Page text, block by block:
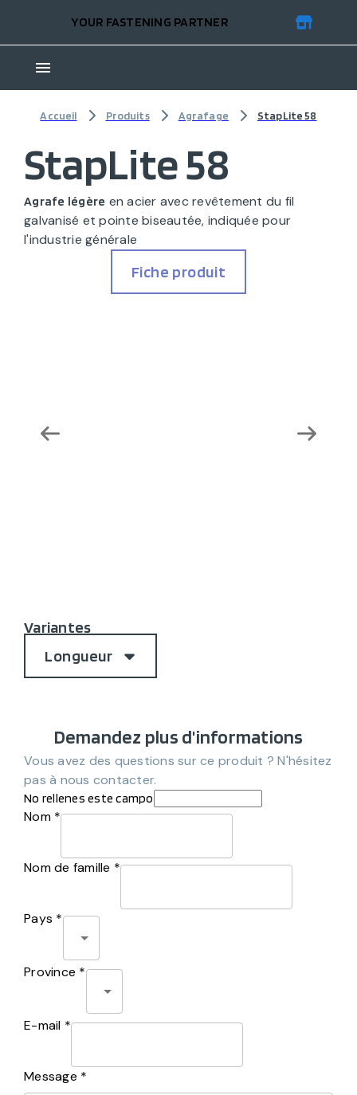
YOUR FASTENING PARTNER
Accueil Produits Agrafage StapLite 58
StapLite 58
Agrafe légère en acier avec revêtement du fil
galvanisé et pointe biseautée, indiquée pour
l'industrie générale
Fiche produit
Variantes
Longueur
Demandez plus d'informations
Vous avez des questions sur ce produit ? N'hésitez
pas à nous contacter.
No rellenes este campo
Nom *
Nom de famille *
Pays *
Province *
E-mail *
Message *